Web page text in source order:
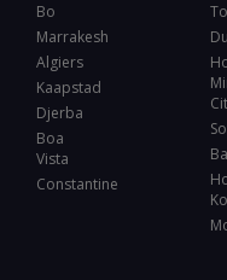
Bo
Marrakesh
Algiers
Kaapstad
Djerba
Boa
Vista
Constantine